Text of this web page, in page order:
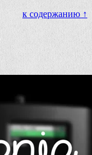
к содержанию ↑